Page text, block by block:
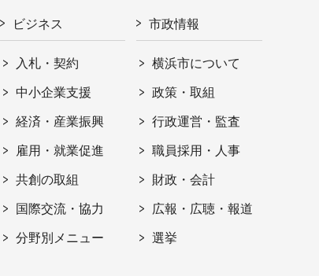
ビジネス
入札・契約
中小企業支援
経済・産業振興
雇用・就業促進
共創の取組
国際交流・協力
分野別メニュー
市政情報
横浜市について
政策・取組
行政運営・監査
職員採用・人事
財政・会計
広報・広聴・報道
選挙